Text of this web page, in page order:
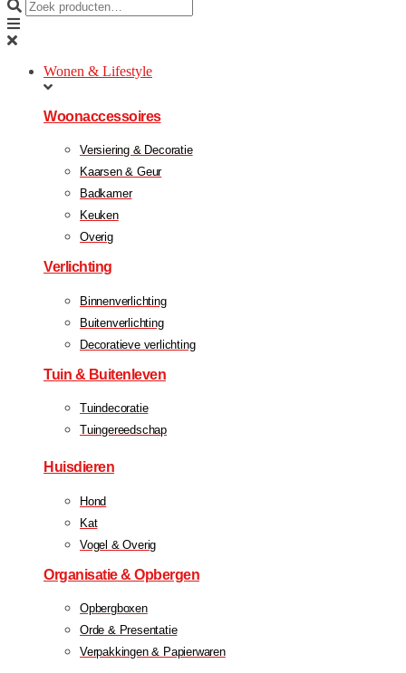
Wonen & Lifestyle
Woonaccessoires
Versiering & Decoratie
Kaarsen & Geur
Badkamer
Keuken
Overig
Verlichting
Binnenverlichting
Buitenverlichting
Decoratieve verlichting
Tuin & Buitenleven
Tuindecoratie
Tuingereedschap
Huisdieren
Hond
Kat
Vogel & Overig
Organisatie & Opbergen
Opbergboxen
Orde & Presentatie
Verpakkingen & Papierwaren